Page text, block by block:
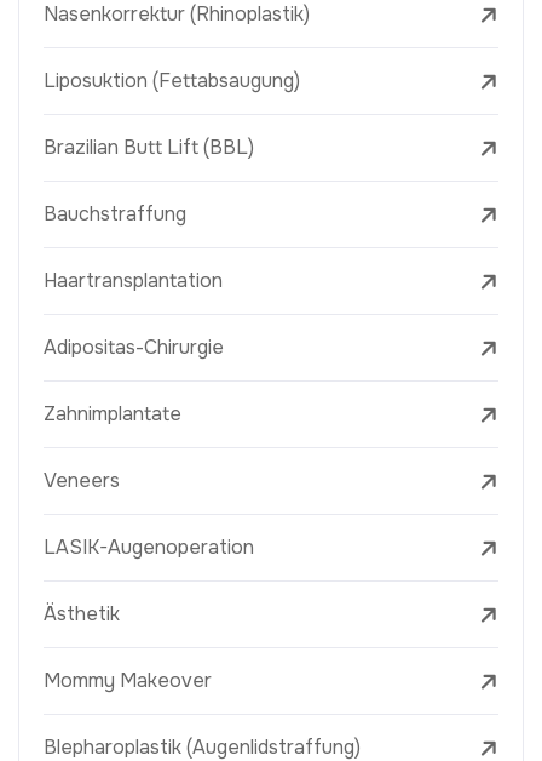
Nasenkorrektur (Rhinoplastik)
Liposuktion (Fettabsaugung)
Brazilian Butt Lift (BBL)
Bauchstraffung
Haartransplantation
Adipositas-Chirurgie
Zahnimplantate
Veneers
LASIK-Augenoperation
Ästhetik
Mommy Makeover
Blepharoplastik (Augenlidstraffung)